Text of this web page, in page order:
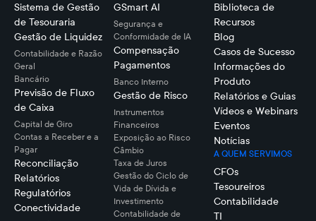
Sistema de Gestão
de Tesouraria
Gestão de Liquidez
Contabilidade e Razão
Geral
Bancário
Previsão de Fluxo
de Caixa
Capital de Giro
Contas a Receber e a
Pagar
Reconciliação
Relatórios
Regulatórios
Conectividade
GSmart AI
Segurança e
Conformidade de IA
Compensação
Pagamentos
Banco Interno
Gestão de Risco
Instrumentos
Financeiros
Exposição ao Risco
Câmbio
Taxa de Juros
Gestão do Ciclo de
Vida de Dívida e
Investimento
Contabilidade de
Biblioteca de
Recursos
Blog
Casos de Sucesso
Informações do
Produto
Relatórios e Guias
Vídeos e Webinars
Eventos
Notícias
A QUEM SERVIMOS
CFOs
Tesoureiros
Contabilidade
TI